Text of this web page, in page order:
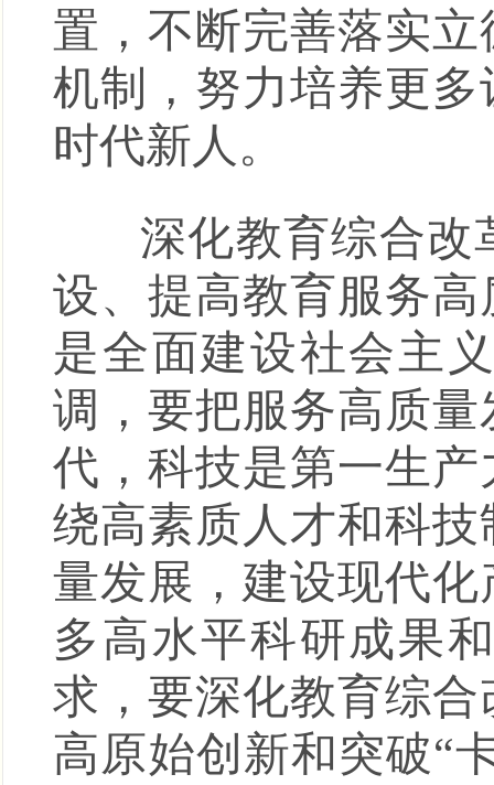
置，不断完善落实
机制，努力培养更
时代新人。
深化教育综合改
设、提高教育服务
是全面建设社会主
调，要把服务高质
代，科技是第一生
绕高素质人才和科
量发展，建设现代
多高水平科研成果
求，要深化教育综
高原始创新和突破“